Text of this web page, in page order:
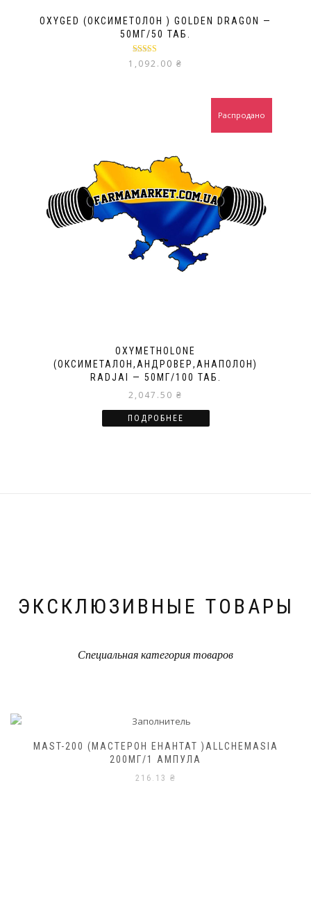
OXYGED (ОКСИМЕТОЛОН ) GOLDEN DRAGON —
50МГ/50 ТАБ.
Оценка5.00
из 5
1,092.00 ₴
OXYMETHOLONE
(ОКСИМЕТАЛОН,АНДРОВЕР,АНАПОЛОН)
RADJAI — 50МГ/100 ТАБ.
2,047.50 ₴
Распродано
ПОДРОБНЕЕ
ЭКСКЛЮЗИВНЫЕ ТОВАРЫ
Специальная категория товаров
MAST-200 (МАСТЕРОН ЕНАНТАТ )ALLCHEMASIA
200МГ/1 АМПУЛА
216.13 ₴